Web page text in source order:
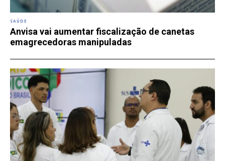
SAÚDE
Anvisa vai aumentar fiscalização de canetas
emagrecedoras manipuladas